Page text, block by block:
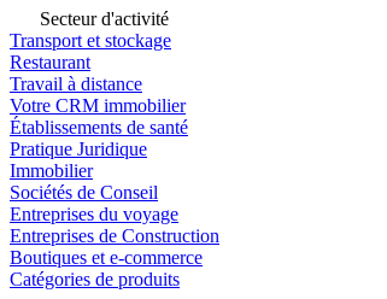
Secteur d'activité
Transport et stockage
Restaurant
Travail à distance
Votre CRM immobilier
Établissements de santé
Pratique Juridique
Immobilier
Sociétés de Conseil
Entreprises du voyage
Entreprises de Construction
Boutiques et e-commerce
Catégories de produits